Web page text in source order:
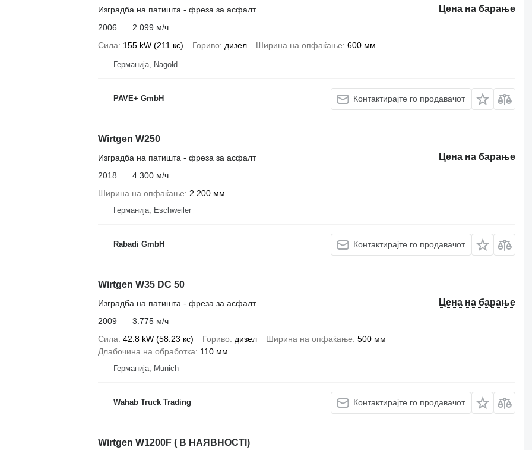
Цена на барање
Изградба на патишта - фреза за асфалт
2006
2.099 м/ч
Сила
155 kW (211 кс) Гориво дизел Ширина на опфаќање 600 мм
Германија, Nagold
PAVE+ GmbH Контактирајте го продавачот
Wirtgen W250
Цена на барање
Изградба на патишта - фреза за асфалт
2018
4.300 м/ч
Ширина на опфаќање
2.200 мм
Германија, Eschweiler
Rabadi GmbH Контактирајте го продавачот
Wirtgen W35 DC 50
Цена на барање
Изградба на патишта - фреза за асфалт
2009
3.775 м/ч
Сила 42.8 kW (58.23 кс) Гориво дизел Ширина на опфаќање 500 мм
Длабочина на обработка
110 мм
Германија, Munich
Wahab Truck Trading Контактирајте го продавачот
Wirtgen W1200F ( В НАЯВНОСТІ)